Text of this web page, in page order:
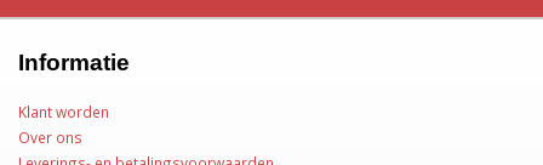
Informatie
Klant worden
Over ons